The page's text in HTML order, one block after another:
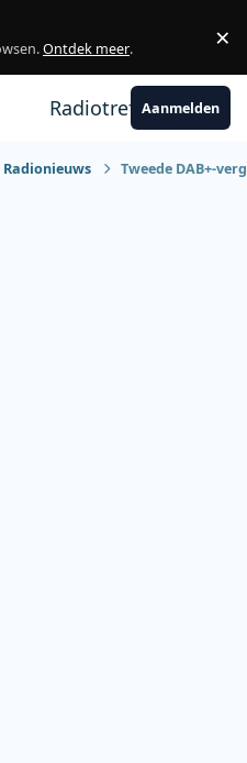
Ontdek meer. ×
RadiotrefpuntAanmelden
Radionieuws Tweede DAB+-